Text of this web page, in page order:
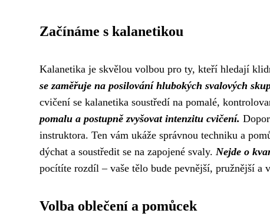
Začínáme s kalanetikou
Kalanetika je skvělou volbou pro ty, kteří hledají
se zaměřuje na posilování hlubokých svalových
cvičení se kalanetika soustředí na pomalé,
pomalu a postupně zvyšovat intenzitu cvičení.
instruktora. Ten vám ukáže správnou techniku a
dýchat a soustředit se na zapojené svaly. Nejde o
pocítíte rozdíl – vaše tělo bude pevnější, pružnější a
Volba oblečení a pomůcek